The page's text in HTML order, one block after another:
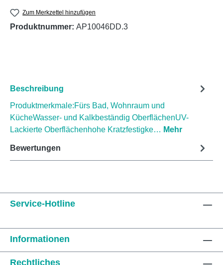
Zum Merkzettel hinzufügen
Produktnummer: AP10046DD.3
Beschreibung
Produktmerkmale:Fürs Bad, Wohnraum und
KücheWasser- und Kalkbeständig OberflächenUV-
Lackierte Oberflächenhohe Kratzfestigke… Mehr
Bewertungen
Service-Hotline
Informationen
Rechtliches